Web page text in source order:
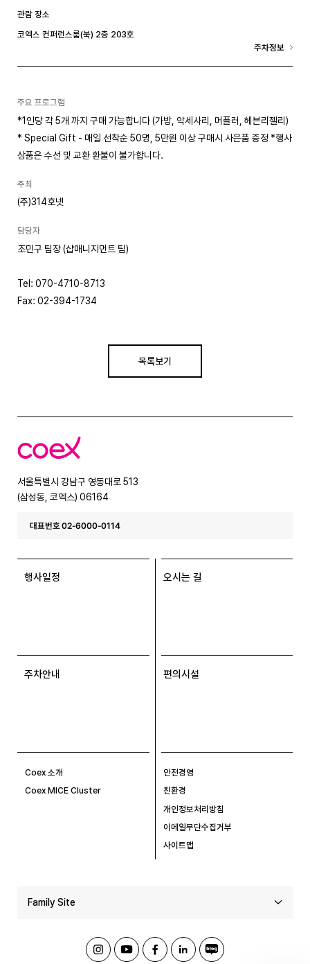
관람 장소
코엑스 컨퍼런스룸(북) 2층 203호
주차정보
주요 프로그램
*1인당 각 5개 까지 구매 가능합니다 (가방, 악세사리, 머플러, 헤븐리젤리)
* Special Gift - 매일 선착순 50명, 5만원 이상 구매시 사은품 증정 *행사
상품은 수선 및 교환 환불이 불가합니다.
주최
(주)314호넷
담당자
조민구 팀장 (샵매니지먼트 팀)
Tel: 070-4710-8713
Fax: 02-394-1734
목록보기
코
엑
서울특별시 강남구 영동대로 513
(삼성동, 코엑스) 06164
대표번호 02-6000-0114
행사일정 오시는 길
주차안내 편의시설
Coex 소개
Coex MICE Cluster
안전경영
친환경
개인정보처리방침
이메일무단수집거부
사이트맵
Family Site